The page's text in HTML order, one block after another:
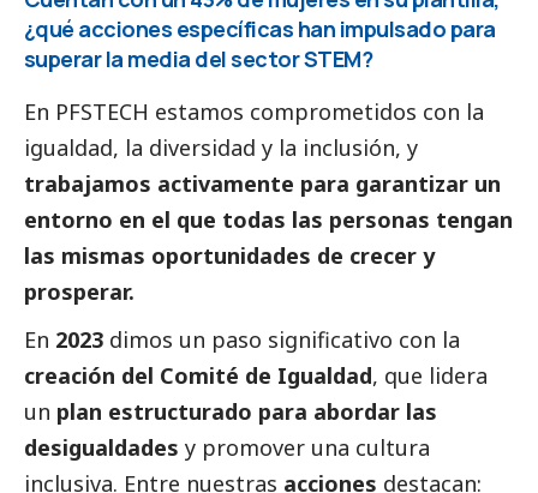
¿qué acciones específicas han impulsado para
superar la media del sector STEM?
En PFSTECH estamos comprometidos con la
igualdad, la diversidad y la inclusión, y
trabajamos activamente para garantizar un
entorno en el que todas las personas tengan
las mismas oportunidades de crecer y
prosperar.
En 2023 dimos un paso significativo con la
creación del Comité de Igualdad, que lidera
un plan estructurado para abordar las
desigualdades y promover una cultura
inclusiva. Entre nuestras acciones destacan: